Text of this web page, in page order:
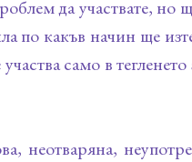
да участвате, но
по какъв начин ще
само в тегленето
неотваряна,